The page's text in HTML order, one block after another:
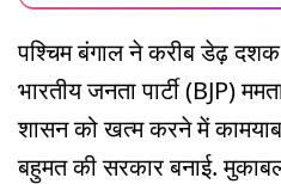
पश्चिम बंगाल ने करीब डेढ़ दशक
भारतीय जनता पार्टी (BJP)
शासन को खत्म करने में कामयाब
बहुमत की सरकार बनाई.